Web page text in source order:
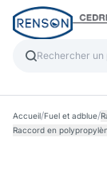
Accueil/Fuel et adblue/
Raccord en